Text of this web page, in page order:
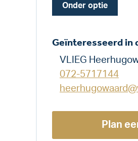
Onder optie
Geïnteresseerd in
VLIEG
072-5717144
Plan